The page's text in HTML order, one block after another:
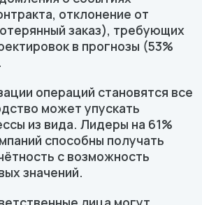
отклонение от
заказ), требующих
в прогнозы (53%
операций становятся все
может упускать
из вида. Лидеры на 61%
способны получать
с возможность
значений.